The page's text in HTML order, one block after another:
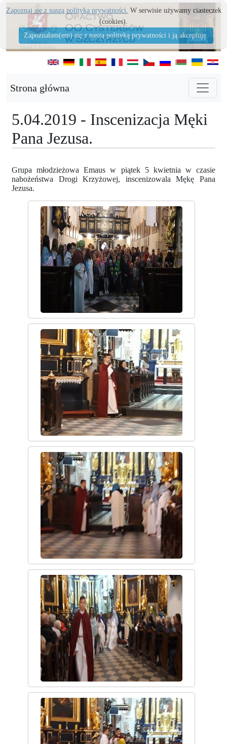
Strona główna
5.04.2019 - Inscenizacja Męki
Pana Jezusa.
Grupa młodzieżowa Emaus w piątek 5 kwietnia w czasie
nabożeństwa Drogi Krzyżowej, inscenizowala Mękę Pana
Jezusa.
Zapoznaj się z naszą polityka prywatności. W serwisie używamy ciasteczek
(cookies).
Zapoznałam(em) się z naszą polityką prywatności i ją akceptuję.